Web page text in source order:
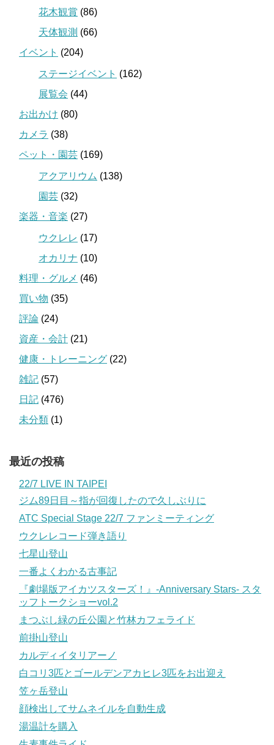
花木観賞 (86)
天体観測 (66)
イベント (204)
ステージイベント (162)
展覧会 (44)
お出かけ (80)
カメラ (38)
ペット・園芸 (169)
アクアリウム (138)
園芸 (32)
楽器・音楽 (27)
ウクレレ (17)
オカリナ (10)
料理・グルメ (46)
買い物 (35)
評論 (24)
資産・会計 (21)
健康・トレーニング (22)
雑記 (57)
日記 (476)
未分類 (1)
最近の投稿
22/7 LIVE IN TAIPEI
ジム89日目～指が回復したので久しぶりに
ATC Special Stage 22/7 ファンミーティング
ウクレレコード弾き語り
七星山登山
一番よくわかる古事記
『劇場版アイカツスターズ！』-Anniversary Stars- スタ
ッフトークショーvol.2
まつぶし緑の丘公園と竹林カフェライド
前掛山登山
カルディイタリアーノ
白コリ3匹とゴールデンアカヒレ3匹をお出迎え
笠ヶ岳登山
顔検出してサムネイルを自動生成
湯温計を購入